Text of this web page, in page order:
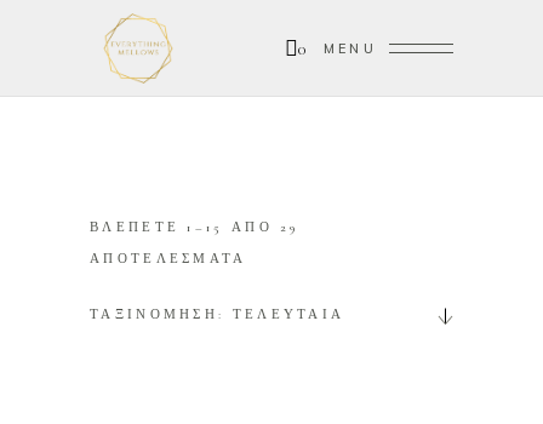
0 MENU
ΒΛΕΠΕΤΕ 1–15 ΑΠΟ 29
ΑΠΟΤΕΛΕΣΜΑΤΑ
LATEST
ΤΑΞΙΝΟΜΗΣΗ: ΤΕΛΕΥΤΑΙΑ